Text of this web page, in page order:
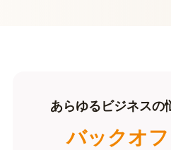
あらゆるビジネスの
バックオ